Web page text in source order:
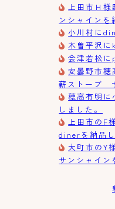
上田市Ｈ様
ンシャインを
小川村に
木曽平沢に
会津若松に
安曇野市
薪ストーブ
穂高有明に
しました。
上田市のF
dinerを納品し
大町市のY
サンシャイン